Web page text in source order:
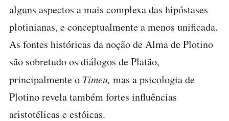
alguns aspectos a mais complexa das hipóstases
plotinianas, e conceptualmente a menos unificada.
As fontes históricas da noção de Alma de Plotino
são sobretudo os diálogos de Platão,
principalmente o Timeu, mas a psicologia de
Plotino revela também fortes influências
aristotélicas e estóicas.